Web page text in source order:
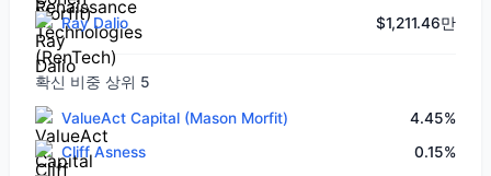
Ray Dalio
$1,211.46만
확신 비중 상위 5
ValueAct Capital (Mason Morfit)
4.45%
Cliff Asness
0.15%